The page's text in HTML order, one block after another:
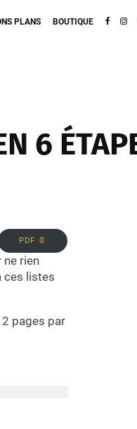
PLANS BOUTIQUE
6
PDF 📄
ne rien
ces listes
2 pages par